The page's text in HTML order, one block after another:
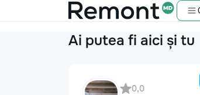
Ai putea fi aici și tu
0,0